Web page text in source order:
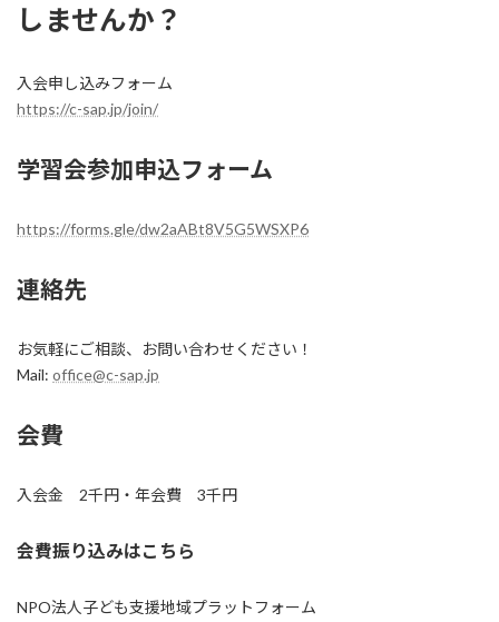
しませんか ？
入会申し込みフォーム
https://c-sap.jp/join/
学習会参加申込フォーム
https://forms.gle/dw2aABt8V5G5WSXP6
連絡先
お気軽にご相談、お問い合わせください！
Mail: office@c-sap.jp
会費
入会金 2千円・年会費 3千円
会費振り込みはこちら
NPO法人子ども支援地域プラットフォーム